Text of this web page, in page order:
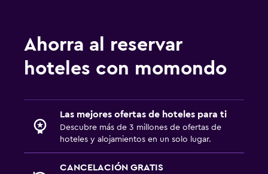
Ahorra al reservar
hoteles con momondo
Las mejores ofertas de hoteles para ti
Descubre más de 3 millones de ofertas de
hoteles y alojamientos en un solo lugar.
CANCELACIÓN GRATIS